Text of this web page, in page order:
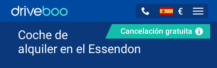
€
Cancelación gratuita
Coche de
alquiler en el Essendon